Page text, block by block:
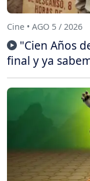
Cine • AGO 5 / 2026
"Cien Años
final y ya